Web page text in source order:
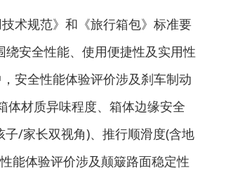
术规范》和《旅行箱包》标准要
安全性能、使用便捷性及实用性
安全性能体验评价涉及刹车制动
体材质异味程度、箱体边缘安全
/家长双视角)、推行顺滑度(含地
能体验评价涉及颠簸路面稳定性